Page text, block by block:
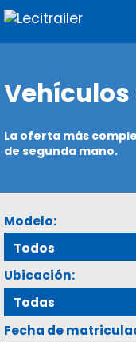
La oferta más
de segunda mano.
Modelo:
Ubicación:
Fecha de